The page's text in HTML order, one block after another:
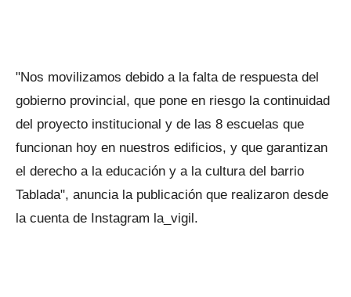
"Nos movilizamos debido a la falta de respuesta del
gobierno provincial, que pone en riesgo la continuidad
del proyecto institucional y de las 8 escuelas que
funcionan hoy en nuestros edificios, y que garantizan
el derecho a la educación y a la cultura del barrio
Tablada", anuncia la publicación que realizaron desde
la cuenta de Instagram la_vigil.